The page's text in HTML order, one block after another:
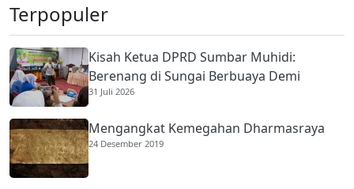
Terpopuler
Kisah Ketua DPRD Sumbar Muhidi:
Berenang di Sungai Berbuaya Demi
Membantu Ekonomi Orang Tua
31 Juli 2026
Mengangkat Kemegahan Dharmasraya
24 Desember 2019